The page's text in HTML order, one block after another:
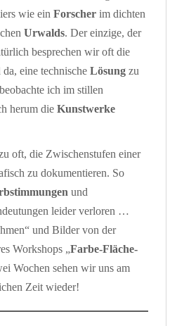
wie ein Forscher im dichten
Urwalds. Der einzige, der
besprechen wir oft die
eine technische Lösung zu
ich im stillen
herum die Kunstwerke
oft, die Zwischenstufen einer
zu dokumentieren. So
und
leider verloren …
und Bilder von der
Workshops „Farbe-Fläche-
Wochen sehen wir uns am
Zeit wieder!